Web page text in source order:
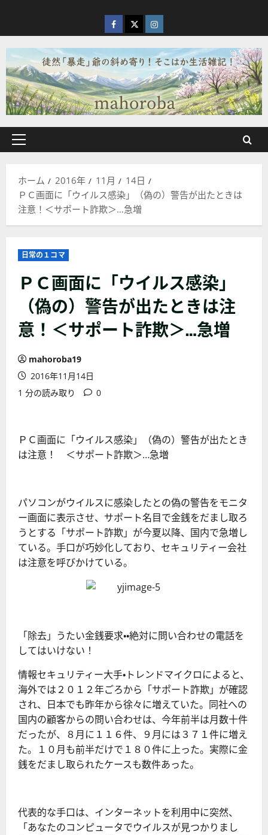
を
ス
キ
ッ
プ
facebook
X Instagram
メ
ン
メ
ニ
ホーム 2016年 11月
14日
ＰＣ画面に「ウイルス感染」（偽の）警告が出たときは
注意！＜サポート詐欺＞…急増
日常の１コマ
ＰＣ画面に「ウイルス感染」
（偽の）警告が出たときは注
意！＜サポート詐欺＞…急増
mahoroba19
2016年11月14日
1 分の読み取り
0
ＰＣ画面に「ウイルス感染」（偽の）警告が出たとき
は注意！ ＜サポート詐欺＞…急増
パソコンがウイルスに感染したとの偽の警告をモニタ
ー画面に表示させ、サポート名目で金銭をだまし取ろ
うとする「サポート詐欺」が今夏以降、国内で急増し
ている。手口が巧妙化しており、セキュリティー会社
は注意を呼びかけている。
「除去」うたい金銭要求・・絶対に問い合わせの電話を
してはいけない！
情報セキュリティー大手・トレンドマイクロによると、
海外では２０１２年ごろから「サポート詐欺」が確認
され、日本でも昨年から徐々に増えていた。同社への
国内の顧客からの問い合わせは、今年前半は月数十件
だったが、８月に１１６件、９月には３７１件に増え
た。１０月も前半だけで１８０件に上った。実際に金
銭をだまし取られたケースも数件あった。
代表的な手口は、インターネットを利用中に突然、
「あなたのコンピュータでウイルスが見つかりまし